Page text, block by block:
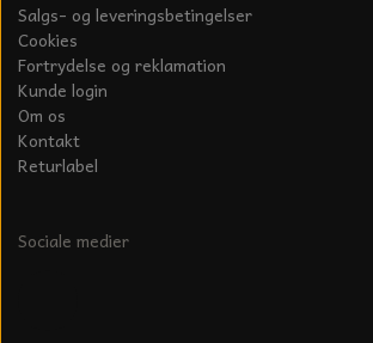
Salgs- og leveringsbetingelser
Cookies
Fortrydelse og reklamation
Kunde login
Om os
Kontakt
Returlabel
Sociale medier